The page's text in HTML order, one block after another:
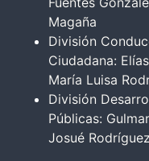
Magaña
División
Ciudadana:
María Luisa
División
Públicas:
Josué